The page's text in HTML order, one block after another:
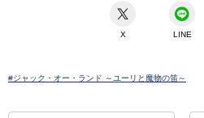
X LINE
#ジャック・オー・ランド ～ユーリと魔物の笛～